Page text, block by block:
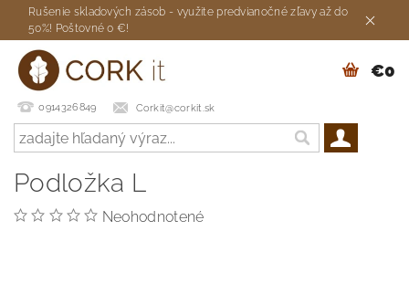
Rušenie skladových zásob - využite predvianočné zľavy až do
50%! Poštovné 0 €!
0914326849 Corkit@corkit.sk
€0
Podložka L
Neohodnotené